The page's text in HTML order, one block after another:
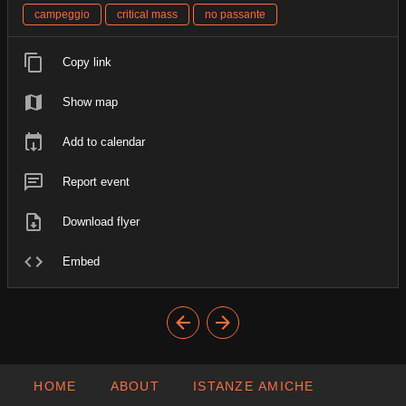
campeggio critical mass no passante
Copy link
Show map
Add to calendar
Report event
Download flyer
Embed
HOME ABOUT ISTANZE AMICHE